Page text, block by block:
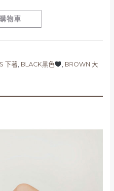
物車
下著 BLACK黑色
BROWN 大